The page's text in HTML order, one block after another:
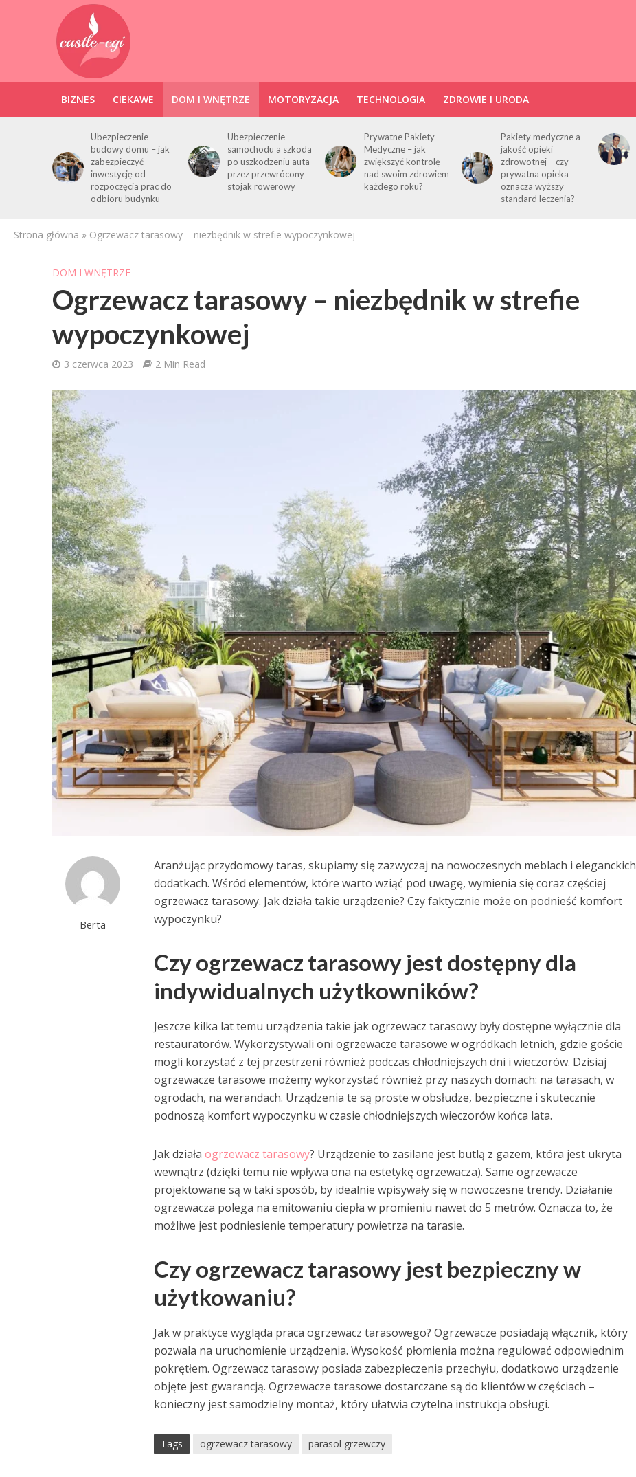
BIZNES CIEKAWE DOM I WNĘTRZE MOTORYZACJA TECHNOLOGIA ZDROWIE I URODA
Ubezpieczenie
budowy domu – jak
zabezpieczyć
inwestycję od
rozpoczęcia prac do
odbioru budynku
Ubezpieczenie
samochodu a szkoda
po uszkodzeniu auta
przez przewrócony
stojak rowerowy
Prywatne Pakiety
Medyczne – jak
zwiększyć kontrolę
nad swoim zdrowiem
każdego roku?
Pakiety medyczne a
jakość opieki
zdrowotnej – czy
prywatna opieka
oznacza wyższy
standard leczenia?
Strona główna » Ogrzewacz tarasowy – niezbędnik w strefie wypoczynkowej
DOM I WNĘTRZE
Ogrzewacz tarasowy – niezbędnik w strefie
wypoczynkowej
3 czerwca 2023 2 Min Read
Berta
Aranżując przydomowy taras, skupiamy się zazwyczaj na nowoczesnych meblach i eleganckich
dodatkach. Wśród elementów, które warto wziąć pod uwagę, wymienia się coraz częściej
ogrzewacz tarasowy. Jak działa takie urządzenie? Czy faktycznie może on podnieść komfort
wypoczynku?
Czy ogrzewacz tarasowy jest dostępny dla
indywidualnych użytkowników?
Jeszcze kilka lat temu urządzenia takie jak ogrzewacz tarasowy były dostępne wyłącznie dla
restauratorów. Wykorzystywali oni ogrzewacze tarasowe w ogródkach letnich, gdzie goście
mogli korzystać z tej przestrzeni również podczas chłodniejszych dni i wieczorów. Dzisiaj
ogrzewacze tarasowe możemy wykorzystać również przy naszych domach: na tarasach, w
ogrodach, na werandach. Urządzenia te są proste w obsłudze, bezpieczne i skutecznie
podnoszą komfort wypoczynku w czasie chłodniejszych wieczorów końca lata.
Jak działaogrzewacz tarasowy? Urządzenie to zasilane jest butlą z gazem, która jest ukryta
wewnątrz (dzięki temu nie wpływa ona na estetykę ogrzewacza). Same ogrzewacze
projektowane są w taki sposób, by idealnie wpisywały się w nowoczesne trendy. Działanie
ogrzewacza polega na emitowaniu ciepła w promieniu nawet do 5 metrów. Oznacza to, że
możliwe jest podniesienie temperatury powietrza na tarasie.
Czy ogrzewacz tarasowy jest bezpieczny w
użytkowaniu?
Jak w praktyce wygląda praca ogrzewacz tarasowego? Ogrzewacze posiadają włącznik, który
pozwala na uruchomienie urządzenia. Wysokość płomienia można regulować odpowiednim
pokrętłem. Ogrzewacz tarasowy posiada zabezpieczenia przechyłu, dodatkowo urządzenie
objęte jest gwarancją. Ogrzewacze tarasowe dostarczane są do klientów w częściach –
konieczny jest samodzielny montaż, który ułatwia czytelna instrukcja obsługi.
Tags ogrzewacz tarasowy parasol grzewczy